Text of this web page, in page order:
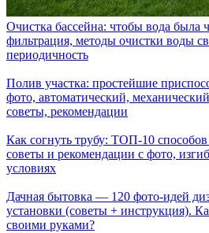
Очистка бассейна: чтобы вода была
фильтрация, методы очистки воды
периодичность
Полив участка: простейшие
фото, автоматический,
советы, рекомендации
Как согнуть трубу: ТОП-10 способов
советы и рекомендации с фото,
условиях
Дачная бытовка — 120 фото-идей
установки (советы + инструкция).
своими руками?